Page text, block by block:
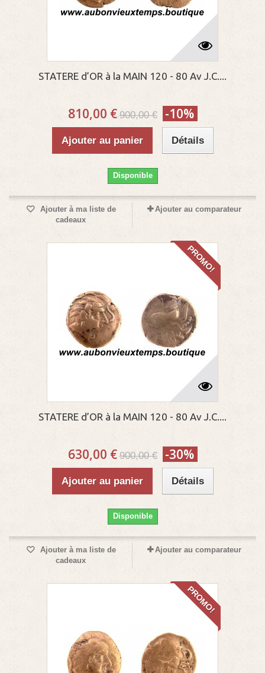
STATERE d’OR à la MAIN 120 - 80 Av J.C....
810,00 € 900,00 € -10%
Ajouter au panier Détails
Disponible
Ajouter à ma liste de
cadeaux
Ajouter au comparateur
PROMO!
STATERE d’OR à la MAIN 120 - 80 Av J.C....
630,00 € 900,00 € -30%
Ajouter au panier Détails
Disponible
Ajouter à ma liste de
cadeaux
Ajouter au comparateur
PROMO!